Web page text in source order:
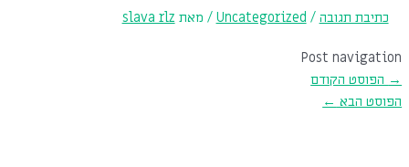
כתיבת תגובה /
Uncategorized / מאת slava rlz
Post navigation
→ הפוסט הקודם
הפוסט הבא ←